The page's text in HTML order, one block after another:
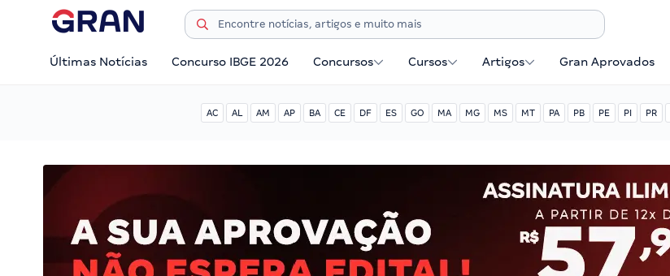
Últimas Notícias Concurso IBGE 2026 Concursos Cursos Artigos Gran Aprovados
AC AL AM AP BA CE DF ES GO MA MG MS MT PA PB PE PI PR